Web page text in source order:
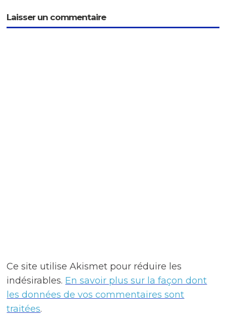
Laisser un commentaire
Ce site utilise Akismet pour réduire les
indésirables. En savoir plus sur la façon dont
les données de vos commentaires sont
traitées.